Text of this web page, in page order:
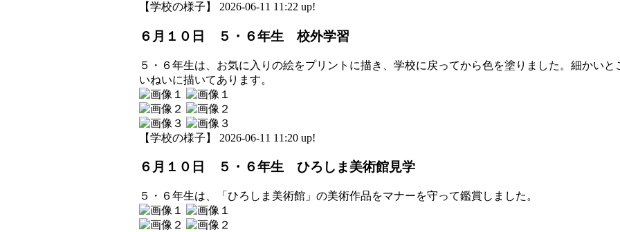
【学校の様子】 2026-06-11 11:22 up!
６月１０日 ５・６年生 校外学習
５・６年生は、お気に入りの絵をプリントに描き、学校に戻ってから色を塗りました。細かいと
いねいに描いてあります。
【学校の様子】 2026-06-11 11:20 up!
６月１０日 ５・６年生 ひろしま美術館見学
５・６年生は、「ひろしま美術館」の美術作品をマナーを守って鑑賞しました。